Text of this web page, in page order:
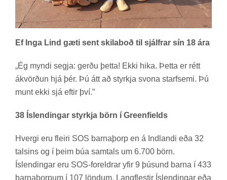
Ef Inga Lind gæti sent skilaboð til sjálfrar sín 18 ára
„Ég myndi segja: gerðu þetta! Ekki hika. Þetta er rétt
ákvörð­un hjá þér. Þú átt að styrkja svona starf­semi. Þú
munt ekki sjá eft­ir því.”
38 Íslendingar styrkja börn í Greenfields
Hvergi eru fleiri SOS barna­þorp en á Indlandi eða 32
tals­ins og í þeim búa sam­tals um 6.700 börn.
Ís­lend­ing­ar eru SOS-for­eldr­ar yfir 9 þús­und barna í 433
barna­þorp­um í 107 lönd­um. Lang­flest­ir Ís­lend­ing­ar eða